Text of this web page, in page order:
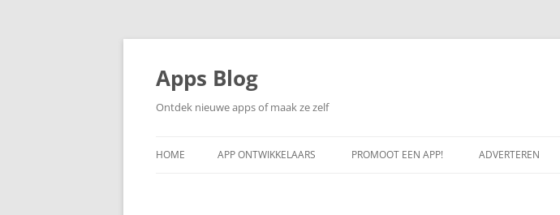
Ga
inhoud
Apps Blog
Ontdek nieuwe apps of maak ze zelf
HOME APP ONTWIKKELAARS PROMOOT EEN APP! ADVERTEREN